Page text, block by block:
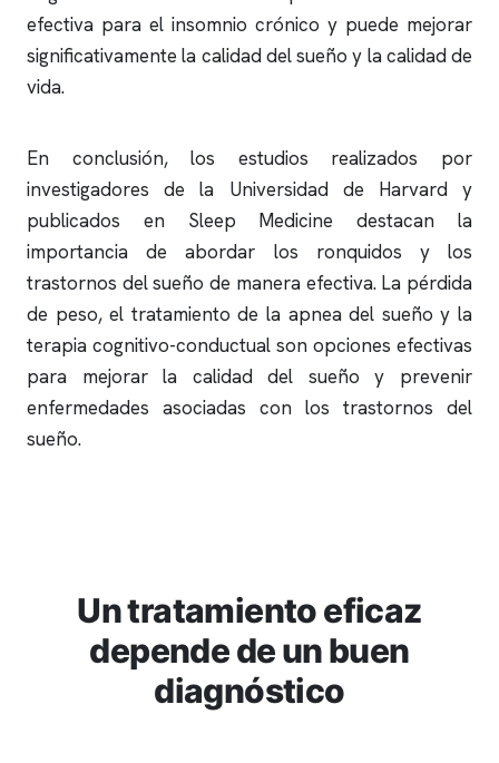
efectiva para el insomnio crónico y puede mejorar
significativamente la calidad del sueño y la calidad de
vida.
En conclusión, los estudios realizados por
investigadores de la Universidad de Harvard y
publicados en Sleep Medicine destacan la
importancia de abordar los ronquidos y los
trastornos del sueño de manera efectiva. La pérdida
de peso, el tratamiento de la apnea del sueño y la
terapia cognitivo-conductual son opciones efectivas
para mejorar la calidad del sueño y prevenir
enfermedades asociadas con los trastornos del
sueño.
Un tratamiento eficaz
depende de un buen
diagnóstico